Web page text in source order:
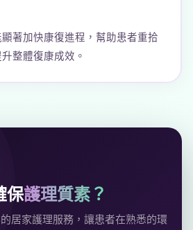
著加快康復進程，幫助患者重拾
整體復康成效。
保護理質素？
居家護理服務，讓患者在熟悉的環